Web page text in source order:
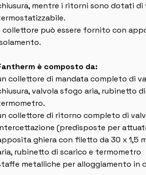
mentre i ritorni sono dotati di
collettore può essere fornito con
è composto da:
collettore di mandata completo di
valvola sfogo aria, rubinetto
collettore di ritorno completo di
(predisposte per
ghiera con filetto da 30 x 1,5
rubinetto di scarico e termometro
metalliche per alloggiamento in